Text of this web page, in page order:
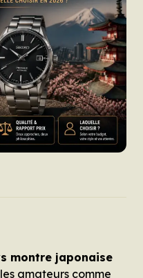
montre japonaise
amateurs comme